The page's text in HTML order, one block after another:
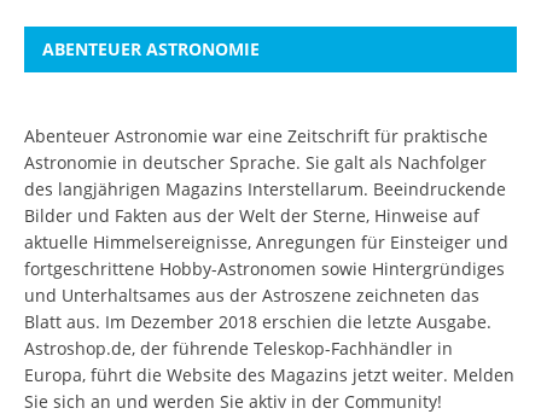
ABENTEUER ASTRONOMIE
Abenteuer Astronomie war eine Zeitschrift für praktische
Astronomie in deutscher Sprache. Sie galt als Nachfolger
des langjährigen Magazins Interstellarum. Beeindruckende
Bilder und Fakten aus der Welt der Sterne, Hinweise auf
aktuelle Himmelsereignisse, Anregungen für Einsteiger und
fortgeschrittene Hobby-Astronomen sowie Hintergründiges
und Unterhaltsames aus der Astroszene zeichneten das
Blatt aus. Im Dezember 2018 erschien die letzte Ausgabe.
Astroshop.de, der führende Teleskop-Fachhändler in
Europa, führt die Website des Magazins jetzt weiter. Melden
Sie sich an und werden Sie aktiv in der Community!